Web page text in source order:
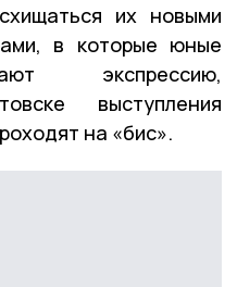
их новыми
в которые юные
экспрессию,
выступления
на «бис».